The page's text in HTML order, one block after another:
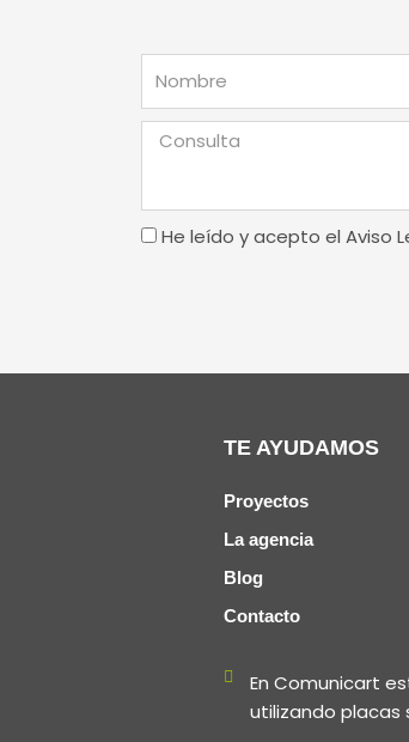
Consulta
Terminos
He leído y acepto el Aviso
TE AYUDAMOS
Proyectos
La agencia
Blog
Contacto
En Comunicart
utilizando placas